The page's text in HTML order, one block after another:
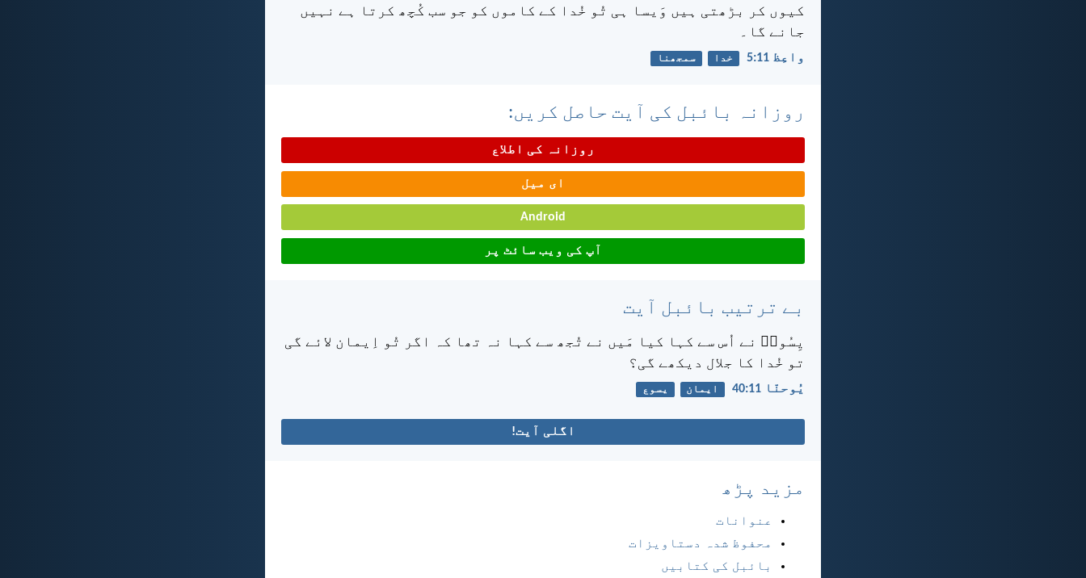
کیوں کر بڑھتی ہیں وَیسا ہی تُو خُدا کے کاموں کو جو سب کُچھ کرتا ہے نہیں
جانے گا۔
واعِظ 11:‏5 خدا سمجھنا
روزانہ بائبل کی آیت حاصل کریں:
روزانہ کی اطلاع
ای میل
Android
آپ کی ویب سائٹ پر
بے ترتیب بائبل آیت
یِسُوعؔ نے اُس سے کہا کیا مَیں نے تُجھ سے کہا نہ تھا کہ اگر تُو اِیمان لائے گی
تو خُدا کا جلال دیکھے گی؟
یُوحنّا 11:‏40 ایمان یسوع
اگلی آیت!
مزید پڑھ
عنوانات
محفوظ شدہ دستاویزات
بائبل کی کتابیں